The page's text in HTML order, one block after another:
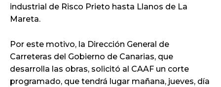
industrial de Risco Prieto hasta Llanos de La
Mareta.
Por este motivo, la Dirección General de
Carreteras del Gobierno de Canarias, que
desarrolla las obras, solicitó al CAAF un corte
programado, que tendrá lugar mañana, jueves, día